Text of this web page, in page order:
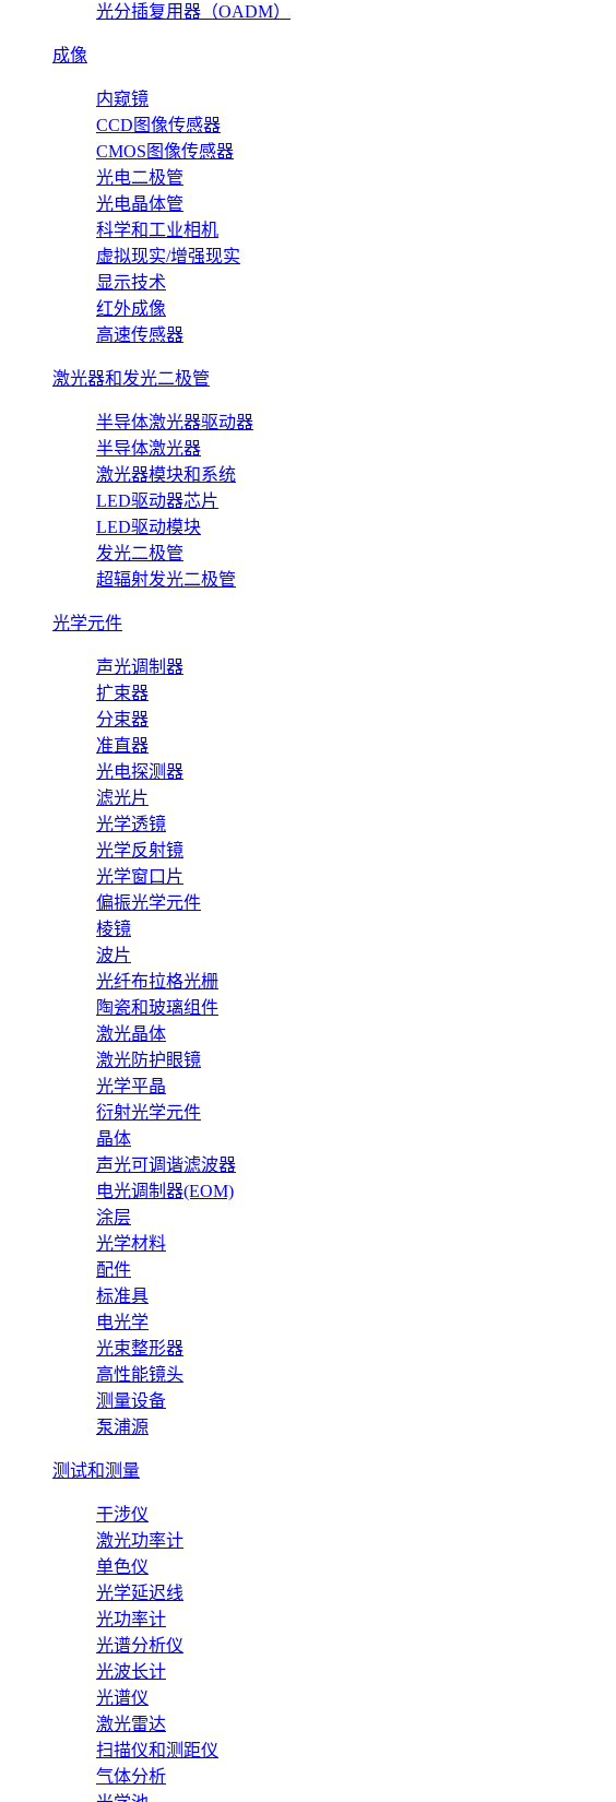
光分插复用器（OADM）
成像
内窥镜
CCD图像传感器
CMOS图像传感器
光电二极管
光电晶体管
科学和工业相机
虚拟现实/增强现实
显示技术
红外成像
高速传感器
激光器和发光二极管
半导体激光器驱动器
半导体激光器
激光器模块和系统
LED驱动器芯片
LED驱动模块
发光二极管
超辐射发光二极管
光学元件
声光调制器
扩束器
分束器
准直器
光电探测器
滤光片
光学透镜
光学反射镜
光学窗口片
偏振光学元件
棱镜
波片
光纤布拉格光栅
陶瓷和玻璃组件
激光晶体
激光防护眼镜
光学平晶
衍射光学元件
晶体
声光可调谐滤波器
电光调制器(EOM)
涂层
光学材料
配件
标准具
电光学
光束整形器
高性能镜头
测量设备
泵浦源
测试和测量
干涉仪
激光功率计
单色仪
光学延迟线
光功率计
光谱分析仪
光波长计
光谱仪
激光雷达
扫描仪和测距仪
气体分析